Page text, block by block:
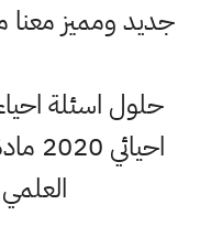
جديد ومميز
حلول اسئلة